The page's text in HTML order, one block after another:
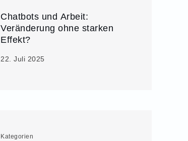
Chatbots und Arbeit:
Veränderung ohne starken
Effekt?
22. Juli 2025
Kategorien